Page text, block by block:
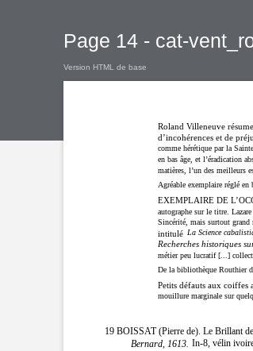
Page 14 - cat-
Version HTML de base
Roland Villeneuve
d’incohérences et de
comme hérétique par la
en bas âge, et l’éradication
matières, l’un des meilleurs
Agréable exemplaire réglé en
EXEMPLAIRE DE
autographe sur le titre.
Sincérité, mais surtout
intitulé La Science
Recherches historiques
métier peu lucratif [...]
De la bibliothèque Routhier
Petits défauts aux coiffes
mouillure marginale sur
19 BOISSAT (Pierre de). Le Brillant
Bernard, 1613. In-8, vélin